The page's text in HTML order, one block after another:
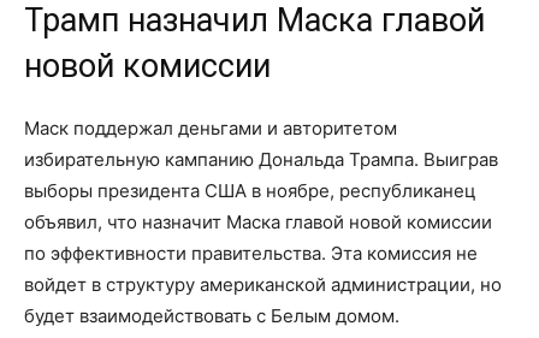
Трамп назначил Маска главой
новой комиссии
Маск поддержал деньгами и авторитетом
избирательную кампанию Дональда Трампа. Выиграв
выборы президента США в ноябре, республиканец
объявил, что назначит Маска главой новой комиссии
по эффективности правительства. Эта комиссия не
войдет в структуру американской администрации, но
будет взаимодействовать с Белым домом.